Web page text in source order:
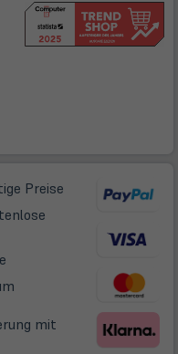
Tab)
Preise
neuem
mit